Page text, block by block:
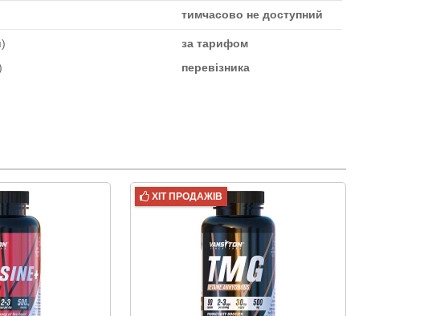
тимчасово не доступний
за тарифом
перевізника
ХІТ ПРОДАЖІВ